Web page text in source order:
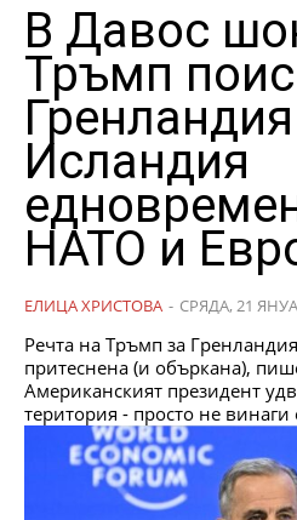
В Давос
Тръмп
Исландия
НАТО и
ЕЛИЦА ХРИСТОВА - СРЯДА, 21
Речта на Тръмп за
притеснена (и объркана),
Американският президент
територия - просто не винаги